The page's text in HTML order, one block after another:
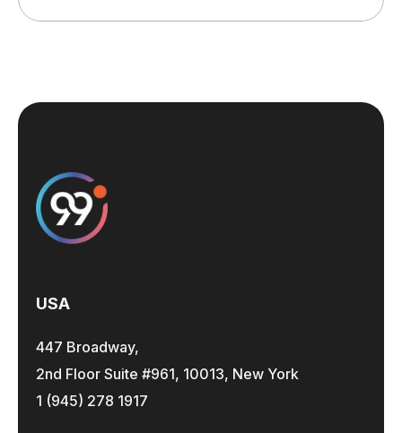
USA
447 Broadway,
2nd Floor Suite #961, 10013, New York
1 (945) 278 1917